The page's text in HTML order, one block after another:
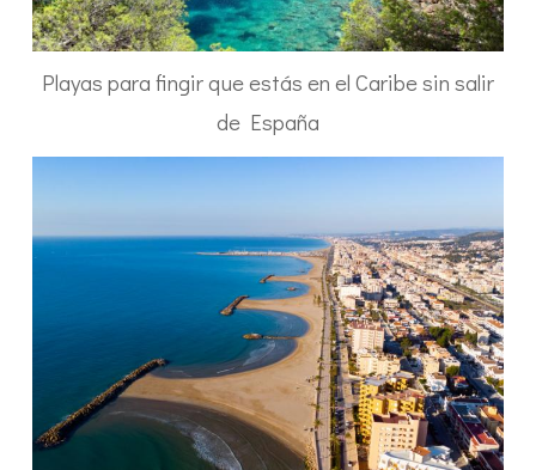
Playas para fingir que estás en el Caribe sin salir
de España